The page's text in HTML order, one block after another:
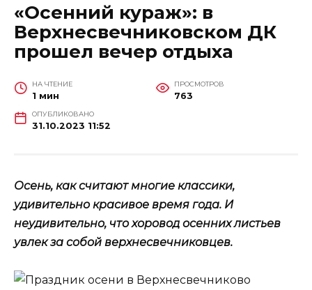
«Осенний кураж»: в
Верхнесвечниковском ДК
прошел вечер отдыха
НА ЧТЕНИЕ
1 мин
ПРОСМОТРОВ
763
ОПУБЛИКОВАНО
31.10.2023 11:52
Осень, как считают многие классики,
удивительно красивое время года. И
неудивительно, что хоровод осенних листьев
увлек за собой верхнесвечниковцев.